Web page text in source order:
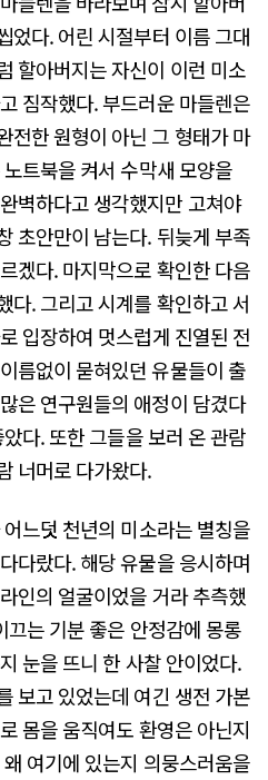
었다. 어린 시절부터 이름 그대
할아버지는 자신이 이런 미소
짐작했다. 부드러운 마들렌은
전한 원형이 아닌 그 형태가 마
트북을 켜서 수막새 모양을
벽하다고 생각했지만 고쳐야
초안만이 남는다. 뒤늦게 부족
겠다. 마지막으로 확인한 다음
다. 그리고 시계를 확인하고 서
입장하여 멋스럽게 진열된 전
름없이 묻혀있던 유물들이 출
은 연구원들의 애정이 담겼다
다. 또한 그들을 보러 온 관람
너머로 다가왔다.
느덧 천년의 미소라는 별칭을
다랐다. 해당 유물을 응시하며
인의 얼굴이었을 거라 추측했
끄는 기분 좋은 안정감에 몽롱
눈을 뜨니 한 사찰 안이었다.
보고 있었는데 여긴 생전 가본
몸을 움직여도 환영은 아닌지
여기에 있는지 의뭉스러움을